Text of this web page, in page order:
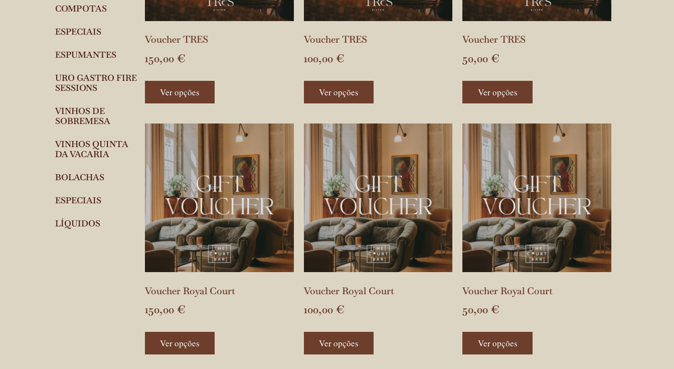
COMPOTAS
ESPECIAIS
ESPUMANTES
URO GASTRO FIRE
SESSIONS
VINHOS DE
SOBREMESA
VINHOS QUINTA
DA VACARIA
BOLACHAS
ESPECIAIS
LÍQUIDOS
Voucher TRES
150,00 €
Ver opções
Voucher TRES
100,00 €
Ver opções
Voucher TRES
50,00 €
Ver opções
Voucher Royal Court
150,00 €
Ver opções
Voucher Royal Court
100,00 €
Ver opções
Voucher Royal Court
50,00 €
Ver opções